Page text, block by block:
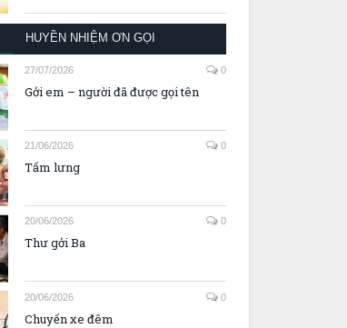
HUYỀN NHIỆM ƠN GỌI
27/07/2026 0
Gởi em – người đã được gọi tên
21/06/2026 0
Tấm lưng
20/06/2026 0
Thư gởi Ba
20/06/2026 0
Chuyến xe đêm